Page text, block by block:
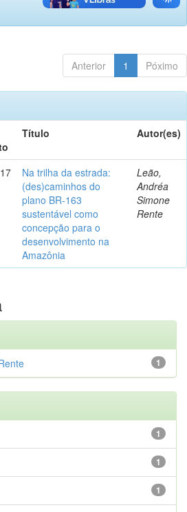
Anterior 1 Póximo
Título Autor(es)
Na trilha da estrada:
(des)caminhos do
plano BR-163
sustentável como
concepção para o
desenvolvimento na
Amazônia
Leão,
Andréa
Simone
Rente
1
1
1
1